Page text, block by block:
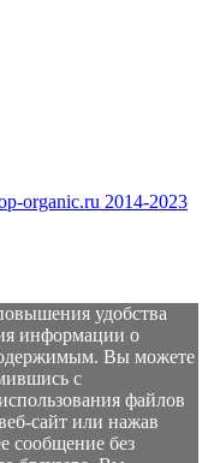
organic.ru 2014-2023
удобства
информации о
Вы можете
с
файлов
сайт или нажав
сообщение без